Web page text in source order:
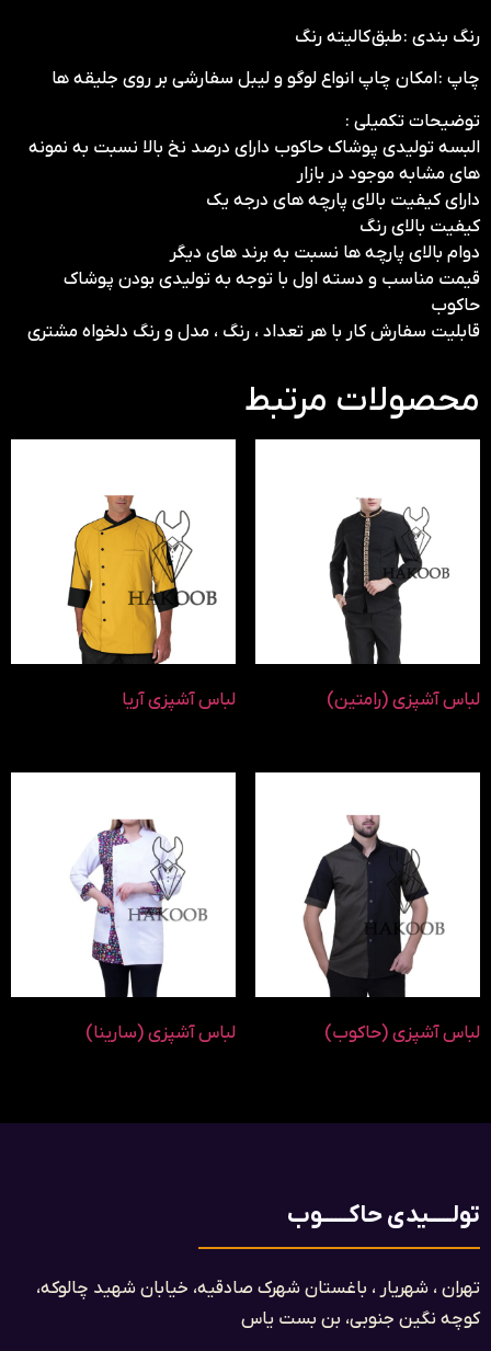
رنگ بندی : طبق کالیته رنگ
چاپ : امکان چاپ انواع لوگو و لیبل سفارشی بر روی جلیقه ها
توضیحات تکمیلی :
البسه تولیدی پوشاک حاکوب دارای درصد نخ بالا نسبت به نمونه
های مشابه موجود در بازار
دارای کیفیت بالای پارچه های درجه یک
کیفیت بالای رنگ
دوام بالای پارچه ها نسبت به برند های دیگر
قیمت مناسب و دسته اول با توجه به تولیدی بودن پوشاک
حاکوب
قابلیت سفارش کار با هر تعداد ، رنگ ، مدل و رنگ دلخواه مشتری
محصولات مرتبط
لباس آشپزی (رامتین) لباس آشپزی آریا
لباس آشپزی (حاکوب) لباس آشپزی (سارینا)
تولـــــیدی حاکــــــوب
تهران ، شهریار ، باغستان شهرک صادقیه، خیابان شهید چالوکه،
کوچه نگین جنوبی، بن بست یاس​